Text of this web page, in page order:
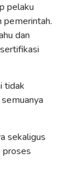
pelaku
pemerintah.
dan
tidak
sekaligus
proses